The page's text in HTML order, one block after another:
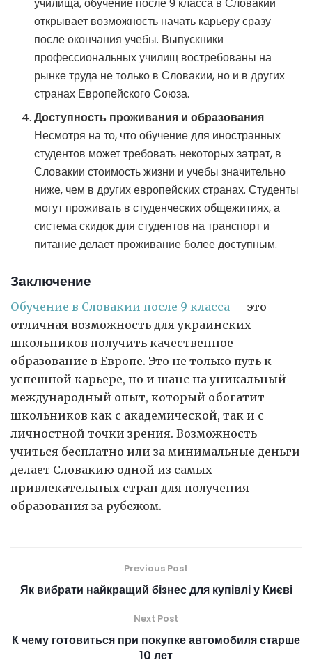
открывает возможность начать карьеру сразу
после окончания учебы. Выпускники
профессиональных училищ востребованы на
рынке труда не только в Словакии, но и в других
странах Европейского Союза.
Доступность проживания и образования
Несмотря на то, что обучение для иностранных
студентов может требовать некоторых затрат, в
Словакии стоимость жизни и учебы значительно
ниже, чем в других европейских странах. Студенты
могут проживать в студенческих общежитиях, а
система скидок для студентов на транспорт и
питание делает проживание более доступным.
Заключение
Обучение в Словакии после 9 класса — это
отличная возможность для украинских
школьников получить качественное
образование в Европе. Это не только путь к
успешной карьере, но и шанс на уникальный
международный опыт, который обогатит
школьников как с академической, так и с
личностной точки зрения. Возможность
учиться бесплатно или за минимальные деньги
делает Словакию одной из самых
привлекательных стран для получения
образования за рубежом.
Previous Post
Як вибрати найкращий бізнес для купівлі у Києві
Next Post
К чему готовиться при покупке автомобиля старше
10 лет